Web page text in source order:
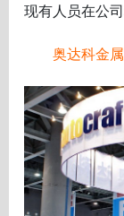
现有人员在公
奥达科金属